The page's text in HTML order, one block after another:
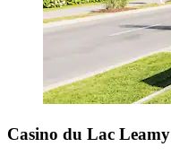
Casino du Lac Leamy